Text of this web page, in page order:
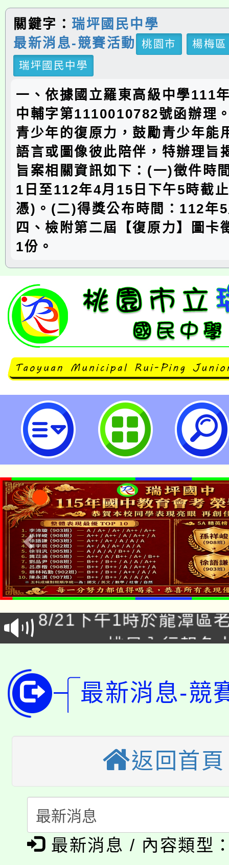
關鍵字： 瑞坪國民中學
最新消息-競賽活動
桃園市
楊梅區
瑞坪國民中學
一、依據國立羅東高級中學111
中輔字第1110010782號函辦理
青少年的復原力，鼓勵青少年能
語言或圖像彼此陪伴，特辦理旨
旨案相關資訊如下：(一)徵件時
1日至112年4月15日下午5時截
憑)。(二)得獎公布時間：112年
四、檢附第二屆【復原力】圖卡
1份。
轉知教育部國民及學前教育署生命
心(LEPDC)將協辦「第二屆『復
賽」一案，詳如說明，請查照。-
中學
「本色祭」8/29、30在
場熱烈登場!
8/21下午1時於龍潭區
徵才活動。
YOUNG桃局內行報名
開!
115年桃園市運動會8/
田徑場及游泳池舉行。
桃園市低收入戶享有免
半價優惠，詳情可洽有
者。
大園自造教育及科技中
份教師增能研習
大溪自造教育及科技
份教師研習
淨零綠生活教案入校路
會
115年食農教育專業人
程
「本色祭」8/29、30在
最新消息-競
返回首頁
最新消息 / 內容類型